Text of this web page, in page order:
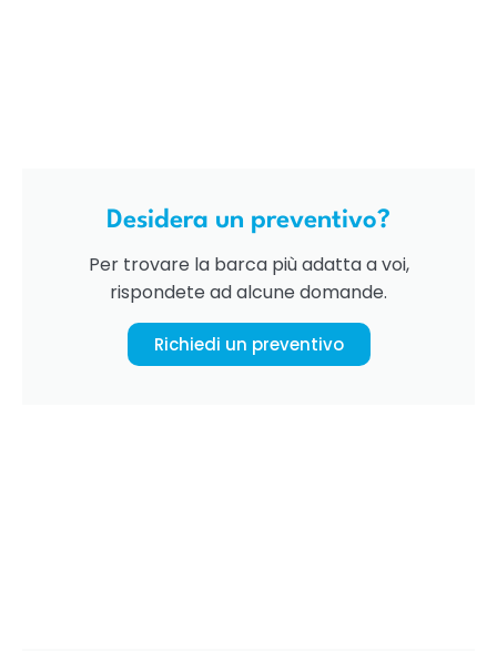
Desidera un preventivo?
Per trovare la barca più adatta a voi,
rispondete ad alcune domande.
Richiedi un preventivo